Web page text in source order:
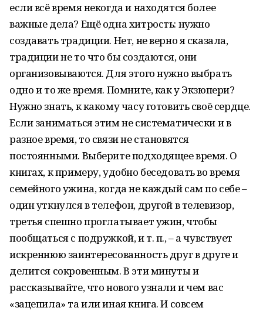
если всё время некогда и находятся более
важные дела? Ещё одна хитрость: нужно
создавать традиции. Нет, не верно я сказала,
традиции не то что бы создаются, они
организовываются. Для этого нужно выбрать
одно и то же время. Помните, как у Экзюпери?
Нужно знать, к какому часу готовить своё сердце.
Если заниматься этим не систематически и в
разное время, то связи не становятся
постоянными. Выберите подходящее время. О
книгах, к примеру, удобно беседовать во время
семейного ужина, когда не каждый сам по себе –
один уткнулся в телефон, другой в телевизор,
третья спешно проглатывает ужин, чтобы
пообщаться с подружкой, и т. п., – а чувствует
искреннюю заинтересованность друг в друге и
делится сокровенным. В эти минуты и
рассказывайте, что нового узнали и чем вас
«зацепила» та или иная книга. И совсем